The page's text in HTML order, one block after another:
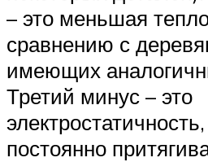
– это меньшая
сравнению с
имеющих
Третий минус – это
постоянно